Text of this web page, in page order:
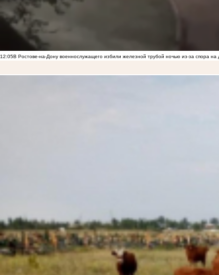
12:05В Ростове-на-Дону военнослужащего избили железной трубой ночью из-за спора на